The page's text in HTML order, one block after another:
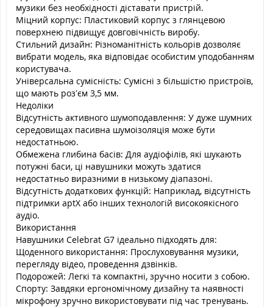
музики без необхідності діставати пристрій.
Міцний корпус: Пластиковий корпус з глянцевою
поверхнею підвищує довговічність виробу.
Стильний дизайн: Різноманітність кольорів дозволяє
вибрати модель, яка відповідає особистим уподобанням
користувача.
Універсальна сумісність: Сумісні з більшістю пристроїв,
що мають роз’єм 3,5 мм.
Недоліки
Відсутність активного шумоподавлення: У дуже шумних
середовищах пасивна шумоізоляція може бути
недостатньою.
Обмежена глибина басів: Для аудіофілів, які шукають
потужні баси, ці навушники можуть здатися
недостатньо виразними в низькому діапазоні.
Відсутність додаткових функцій: Наприклад, відсутність
підтримки aptX або інших технологій високоякісного
аудіо.
Використання
Навушники Celebrat G7 ідеально підходять для:
Щоденного використання: Прослуховування музики,
перегляду відео, проведення дзвінків.
Подорожей: Легкі та компактні, зручно носити з собою.
Спорту: Завдяки ергономічному дизайну та наявності
мікрофону зручно використовувати під час тренувань.